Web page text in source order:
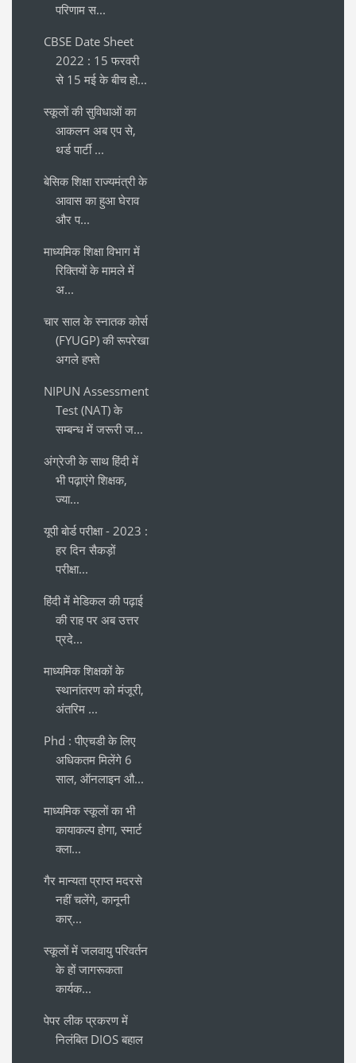
परिणाम स...
CBSE Date Sheet
2022 : 15 फरवरी
से 15 मई के बीच हो...
स्कूलों की सुविधाओं का
आकलन अब एप से,
थर्ड पार्टी ...
बेसिक शिक्षा राज्यमंत्री के
आवास का हुआ घेराव
और प...
माध्यमिक शिक्षा विभाग में
रिक्तियों के मामले में
अ...
चार साल के स्नातक कोर्स
(FYUGP) की रूपरेखा
अगले हफ्ते
NIPUN Assessment
Test (NAT) के
सम्बन्ध में जरूरी ज...
अंग्रेजी के साथ हिंदी में
भी पढ़ाएंगे शिक्षक,
ज्या...
यूपी बोर्ड परीक्षा - 2023 :
हर दिन सैकड़ों
परीक्षा...
हिंदी में मेडिकल की पढ़ाई
की राह पर अब उत्तर
प्रदे...
माध्यमिक शिक्षकों के
स्थानांतरण को मंजूरी,
अंतरिम ...
Phd : पीएचडी के लिए
अधिकतम मिलेंगे 6
साल, ऑनलाइन औ...
माध्यमिक स्कूलों का भी
कायाकल्प होगा, स्मार्ट
क्ला...
गैर मान्यता प्राप्त मदरसे
नहीं चलेंगे, कानूनी
कार्...
स्कूलों में जलवायु परिवर्तन
के हों जागरूकता
कार्यक...
पेपर लीक प्रकरण में
निलंबित DIOS बहाल